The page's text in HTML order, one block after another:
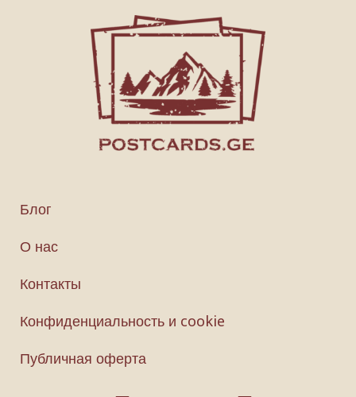
Блог
О нас
Контакты
Конфиденциальность и cookie
Публичная оферта